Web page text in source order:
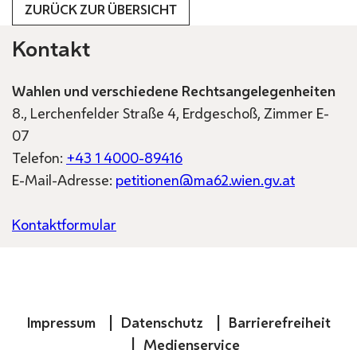
ZURÜCK ZUR ÜBERSICHT
Kontakt
Wahlen und verschiedene Rechtsangelegenheiten
8., Lerchenfelder Straße 4, Erdgeschoß, Zimmer E-
07
Telefon: +43 1 4000-89416
E-Mail-Adresse: petitionen@ma62.wien.gv.at
Kontaktformular
Impressum Datenschutz
Barrierefreiheit
Medienservice